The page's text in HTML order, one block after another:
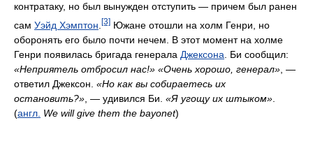
контратаку, но был вынужден отступить — причем был ранен
сам Уэйд Хэмптон [3] Южане отошли на холм Генри, но
оборонять его было почти нечем. В этот момент на холме
Генри появилась бригада генерала Джексона . Би сообщил:
«Неприятель отбросил нас!» «Очень хорошо, генерал» , —
ответил Джексон. «Но как вы собираетесь их
остановить?» , — удивился Би. «Я угощу их штыком»
(англ. We will give them the bayonet)